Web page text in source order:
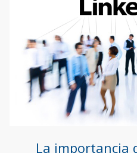
La importancia